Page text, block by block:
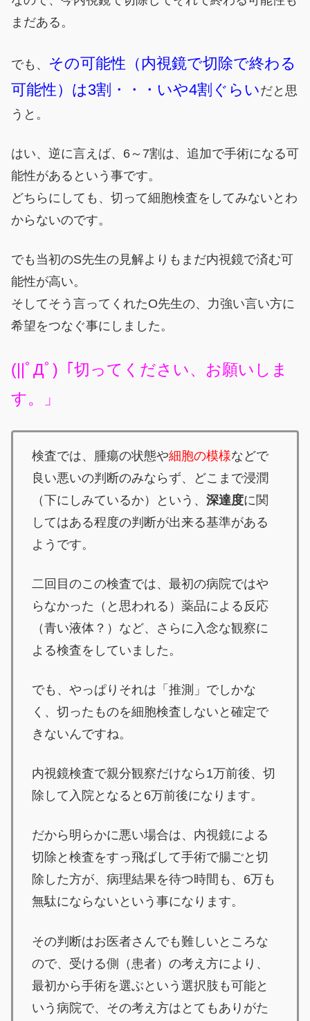
まだある。
でも、 その可能性（内視鏡で切除で終わる
可能性）は3割・・・いや4割ぐらいだと思
うと。
はい、逆に言えば、6～7割は、追加で手術になる可
能性があるという事です。
どちらにしても、切って細胞検査をしてみないとわ
からないのです。
でも当初のS先生の見解よりもまだ内視鏡で済む可
能性が高い。
そしてそう言ってくれたO先生の、力強い言い方に
希望をつなぐ事にしました。
(||ﾟДﾟ)「切ってください、お願いしま
す。」
検査では、腫瘍の状態や細胞の模様などで
良い悪いの判断のみならず、どこまで浸潤
（下にしみているか）という、 深達度に関
してはある程度の判断が出来る基準がある
ようです。
二回目のこの検査では、最初の病院ではや
らなかった（と思われる）薬品による反応
（青い液体？）など、さらに入念な観察に
よる検査をしていました。
でも、やっぱりそれは「推測」でしかな
く、切ったものを細胞検査しないと確定で
きないんですね。
内視鏡検査で親分観察だけなら1万前後、切
除して入院となると6万前後になります。
だから明らかに悪い場合は、内視鏡による
切除と検査をすっ飛ばして手術で腸ごと切
除した方が、病理結果を待つ時間も、6万も
無駄にならないという事になります。
その判断はお医者さんでも難しいところな
ので、受ける側（患者）の考え方により、
最初から手術を選ぶという選択肢も可能と
いう病院で、その考え方はとてもありがた